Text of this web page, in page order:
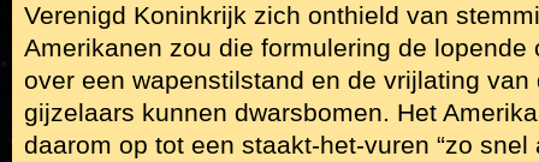
Verenigd Koninkrijk zich onthield van
Amerikanen zou die formulering de lopende
over een wapenstilstand en de vrijlating van
gijzelaars kunnen dwarsbomen. Het
daarom op tot een staakt-het-vuren “zo snel